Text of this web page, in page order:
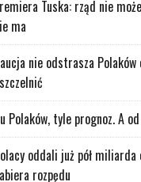
Tuska: rząd nie
ma
nie odstrasza
Polaków, tyle prognoz. A
oddali już pół miliarda
rozpędu